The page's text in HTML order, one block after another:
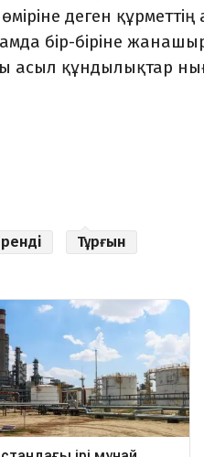
деген
бір-біріне
құндылықтар
Тұрғын